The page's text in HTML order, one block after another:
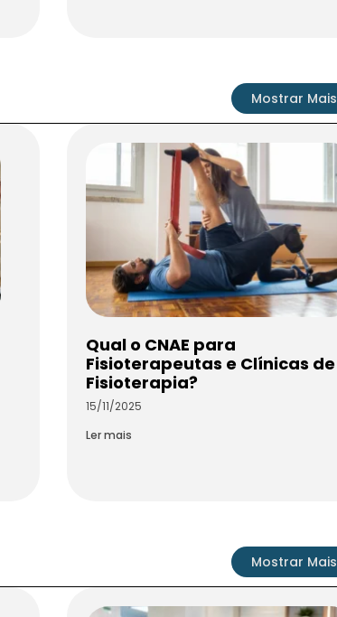
Mostrar Mais
Qual o CNAE para
Fisioterapeutas e Clínicas de
Fisioterapia?
15/11/2025
Ler mais
Mostrar Mais